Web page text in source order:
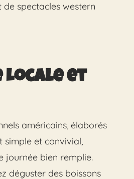
de spectacles western
Locale et
américains, élaborés
simple et convivial,
journée bien remplie.
déguster des boissons